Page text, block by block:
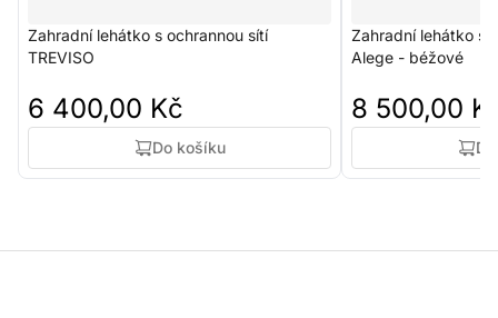
​Zahradní lehátko s ochrannou sítí
TREVISO
6 400,00 Kč
Do košíku
Zahradní lehátko s
Alege - béžové
8 500,00